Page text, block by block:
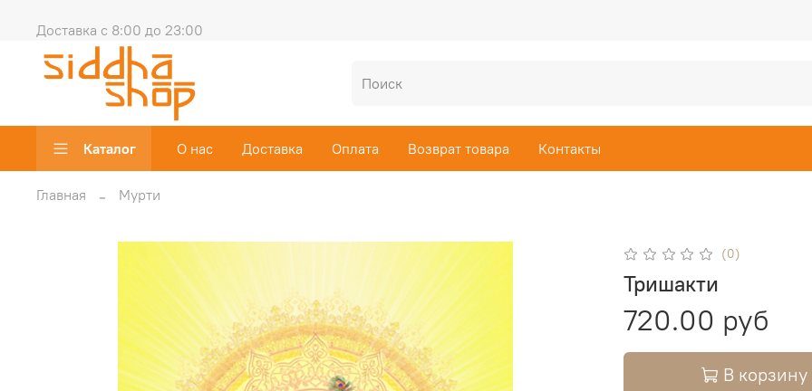
Доставка с 8:00 до 23:00
Каталог О нас Доставка Оплата Возврат товара Контакты
Главная Мурти
(0)
Тришакти
720.00 руб
В корзину